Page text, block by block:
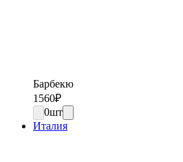
Барбекю
1560₽
0шт
Италия